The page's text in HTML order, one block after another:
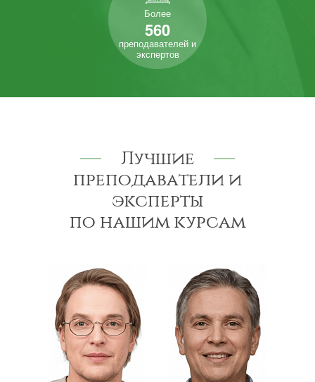
Более
560
преподавателей и
экспертов
Лучшие
преподаватели и
эксперты
по нашим курсам